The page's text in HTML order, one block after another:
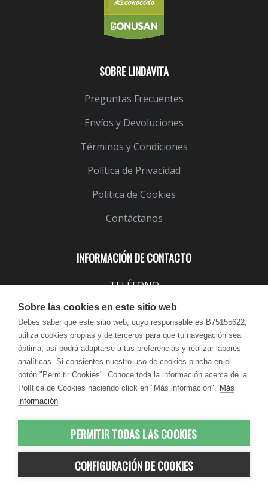
INFORMACIÓN DE CONTACTO
TELÉFONO
EMAIL
info@lindavita.com
HORARIO
Lun - Jue / 9:00 - 18:30
Vie / 9:00 - 17:30
SOBRE LINDAVITA
Preguntas Frecuentes
Envíos y Devoluciones
Términos y Condiciones
Política de Privacidad
Política de Cookies
Contáctanos
© 2012-2026 LindaVita - Todos los
derechos reservados
Sobre las cookies en este sitio web
Debes saber que este sitio web, cuyo responsable es B75155622,
utiliza cookies propias y de terceros para que tu navegación sea
óptima, así podrá adaptarse a tus preferencias y realizar labores
analíticas. Si consientes nuestro uso de cookies pincha en el
botón "Permitir Cookies". Conoce toda la información acerca de la
Política de Cookies haciendo click en "Más información". Más
información
PERMITIR TODAS LAS COOKIES
CONFIGURACIÓN DE COOKIES